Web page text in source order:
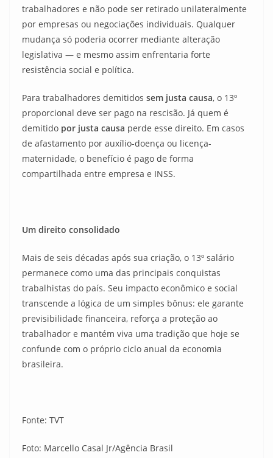
trabalhadores e não pode ser retirado unilateralmente
por empresas ou negociações individuais. Qualquer
mudança só poderia ocorrer mediante alteração
legislativa — e mesmo assim enfrentaria forte
resistência social e política.
Para trabalhadores demitidos sem justa causa, o 13º
proporcional deve ser pago na rescisão. Já quem é
demitido por justa causa perde esse direito. Em casos
de afastamento por auxílio-doença ou licença-
maternidade, o benefício é pago de forma
compartilhada entre empresa e INSS.
Um direito consolidado
Mais de seis décadas após sua criação, o 13º salário
permanece como uma das principais conquistas
trabalhistas do país. Seu impacto econômico e social
transcende a lógica de um simples bônus: ele garante
previsibilidade financeira, reforça a proteção ao
trabalhador e mantém viva uma tradição que hoje se
confunde com o próprio ciclo anual da economia
brasileira.
Fonte: TVT
Foto: Marcello Casal Jr/Agência Brasil